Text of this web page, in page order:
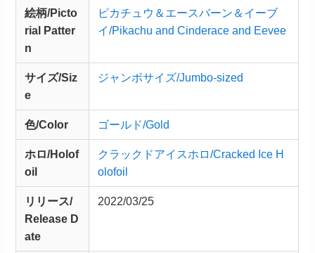
絵柄/Picto
rial Patter
n
ピカチュウ＆エースバーン＆イーブ
イ/Pikachu and Cinderace and Eevee
サイズ/Siz
e
ジャンボサイズ/Jumbo-sized
色/Color ゴールド/Gold
ホロ/Holof
oil
クラックドアイスホロ/Cracked Ice H
olofoil
リリース/
Release D
ate
2022/03/25